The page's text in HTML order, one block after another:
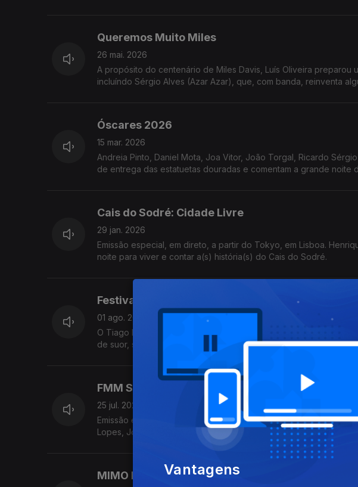
Queremos Muito Miles
26 mai. 2026
A propósito do centenário de Miles Davis, Luís Oliveira preparou
incluíndo Sérgio Alves (Azar Azar), que, com banda, reinventa
Óscares 2026
15 mar. 2026
Andreia Pinto, Daniel Mota, Joa Vitor, João Torgal, Ricardo
de entrega das estatuetas douradas e comentam a grande noite
Cais do Sodré: Cidade Livre
29 jan. 2026
Emissão especial, em direto, a partir do Tokyo, em Lisboa.
noite para viver e contar a(s) história(s) do Cais do Sodré.
Festival N2 2025
01 ago. 2025
O Tiago Ribeiro, a Inês Henriques e o João Oliveira estão no KM
de suor, sangue e lágrimas. Agora podem respirar e acompanhar o
FMM Sines - Festival de Músicas do Mundo 2025
25 jul. 2025
Emissão especial da edição de 2025 do Festival de Músicas do
Lopes, João André Oliveira e claro, convidados como: Luca Argel,
MIMO Festival Amarante 2025
Vantagens